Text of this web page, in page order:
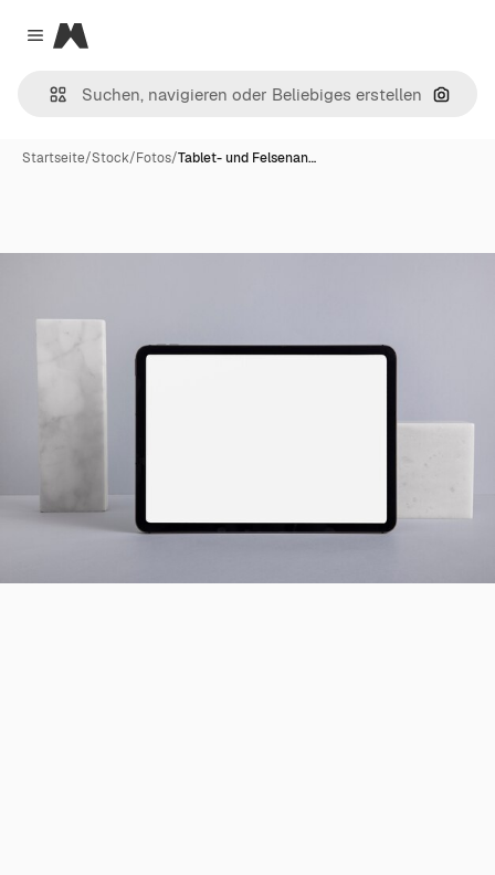
Close menu
Magnific
Nach
Startseite/Stock/Fotos/Tablet- und Felsenan…